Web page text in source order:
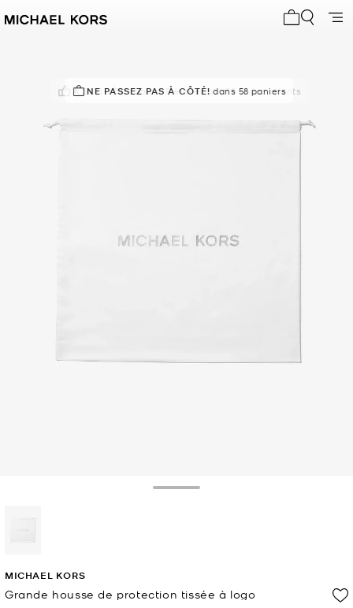
À SUCCÈS! Classé 5 étoiles par 89 % des clients
NE PASSEZ PAS À CÔTÉ! dans 58 paniers
MICHAEL KORS
Grande housse de protection tissée à logo